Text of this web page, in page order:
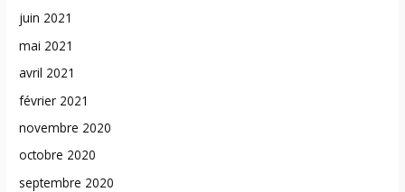
juin 2021
mai 2021
avril 2021
février 2021
novembre 2020
octobre 2020
septembre 2020